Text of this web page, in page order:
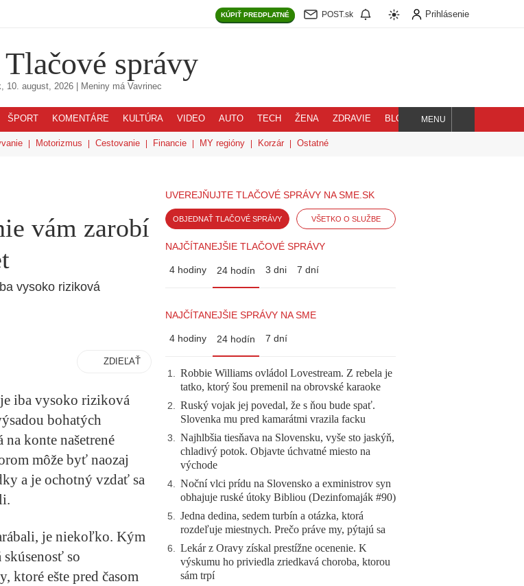
KÚPIŤ PREDPLATNÉ POST.sk Prihlásenie
Tlačové správy
10. august, 2026 | Meniny má Vavrinec
ŠPORT KOMENTÁRE KULTÚRA VIDEO AUTO TECH ŽENA ZDRAVIE BLOG
Hľadaj
MENU
Motorizmus Cestovanie Financie MY regióny Korzár Ostatné
vám zarobí
vysoko riziková
ZDIEĽAŤ
iba vysoko riziková
bohatých
konte našetrené
môže byť naozaj
a je ochotný vzdať sa
je niekoľko. Kým
so
ktoré ešte pred časom
UVEREJŇUJTE TLAČOVÉ SPRÁVY NA SME.SK
OBJEDNAŤ TLAČOVÉ SPRÁVY VŠETKO O SLUŽBE
NAJČÍTANEJŠIE TLAČOVÉ SPRÁVY
4 hodiny 24 hodín 3 dni 7 dní
NAJČÍTANEJŠIE SPRÁVY NA SME
4 hodiny 24 hodín 7 dní
1. Robbie Williams ovládol Lovestream. Z rebela je
tatko, ktorý šou premenil na obrovské karaoke
2. Ruský vojak jej povedal, že s ňou bude spať.
Slovenka mu pred kamarátmi vrazila facku
3. Najhlbšia tiesňava na Slovensku, vyše sto jaskýň,
chladivý potok. Objavte úchvatné miesto na
východe
4. Noční vlci prídu na Slovensko a exministrov syn
obhajuje ruské útoky Bibliou (Dezinfomaják #90)
5. Jedna dedina, sedem turbín a otázka, ktorá
rozdeľuje miestnych. Prečo práve my, pýtajú sa
6. Lekár z Oravy získal prestížne ocenenie. K
výskumu ho priviedla zriedkavá choroba, ktorou
sám trpí